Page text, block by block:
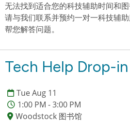
无法找到适合您的科技辅助时间和
请与我们联系并预约一对一科技辅
帮您解答问题。
Tech Help Drop-in
Tue Aug 11
1:00 PM - 3:00 PM
Woodstock 图书馆